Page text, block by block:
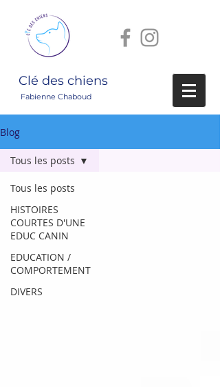
Clé des chiens
Fabienne Chaboud
Blog
Tous les posts
HISTOIRES
COURTES D'UNE
EDUC CANIN
EDUCATION /
COMPORTEMENT
DIVERS
Tous les posts